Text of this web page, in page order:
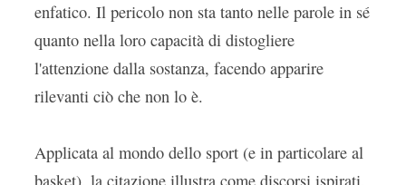
enfatico. Il pericolo non sta tanto nelle parole in sé
quanto nella loro capacità di distogliere
l'attenzione dalla sostanza, facendo apparire
rilevanti ciò che non lo è.
Applicata al mondo dello sport (e in particolare al
basket), la citazione illustra come discorsi ispirati,